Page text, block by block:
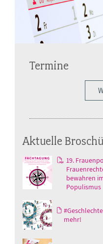
Termine
Aktuelle
19.
bewahren
Populismus
mehr!